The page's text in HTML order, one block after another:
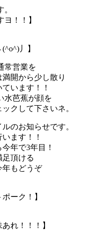
！！】
丿】
常営業を
開から少し散り
います！！
水芭蕉が顔を
クして下さいネ。
のお知らせです。
ます！！
年で3年目！
頂ける
年もどうぞ
ーク！】
！！】